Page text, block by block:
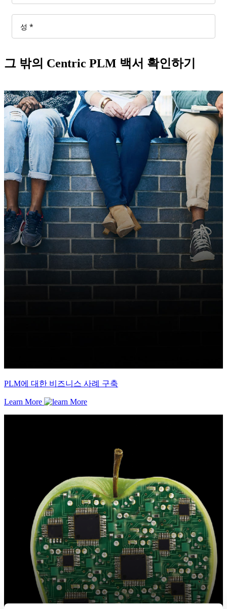
그 밖의 Centric PLM 백서 확인하기
PLM에 대한 비즈니스 사례 구축
Learn More